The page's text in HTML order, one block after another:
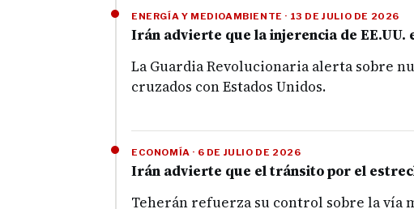
ENERGÍA Y MEDIOAMBIENTE · 13 DE JULIO DE 2026
Irán advierte que la injerencia de
La Guardia Revolucionaria alerta sobre
cruzados con Estados Unidos.
ECONOMÍA · 6 DE JULIO DE 2026
Irán advierte que el tránsito por el
Teherán refuerza su control sobre la